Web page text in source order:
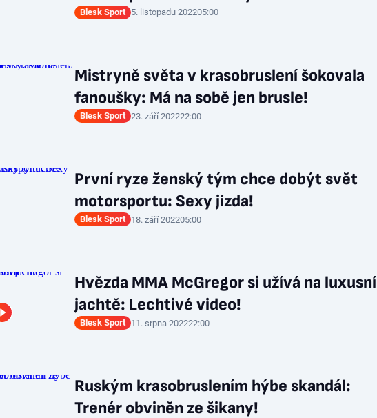
Blesk Sport 5. listopadu 202205:00
Mistryně světa v krasobruslení šokovala
fanoušky: Má na sobě jen brusle!
Blesk Sport 23. září 202222:00
První ryze ženský tým chce dobýt svět
motorsportu: Sexy jízda!
Blesk Sport 18. září 202205:00
Hvězda MMA McGregor si užívá na luxusní
jachtě: Lechtivé video!
Blesk Sport 11. srpna 202222:00
Ruským krasobruslením hýbe skandál:
Trenér obviněn ze šikany!